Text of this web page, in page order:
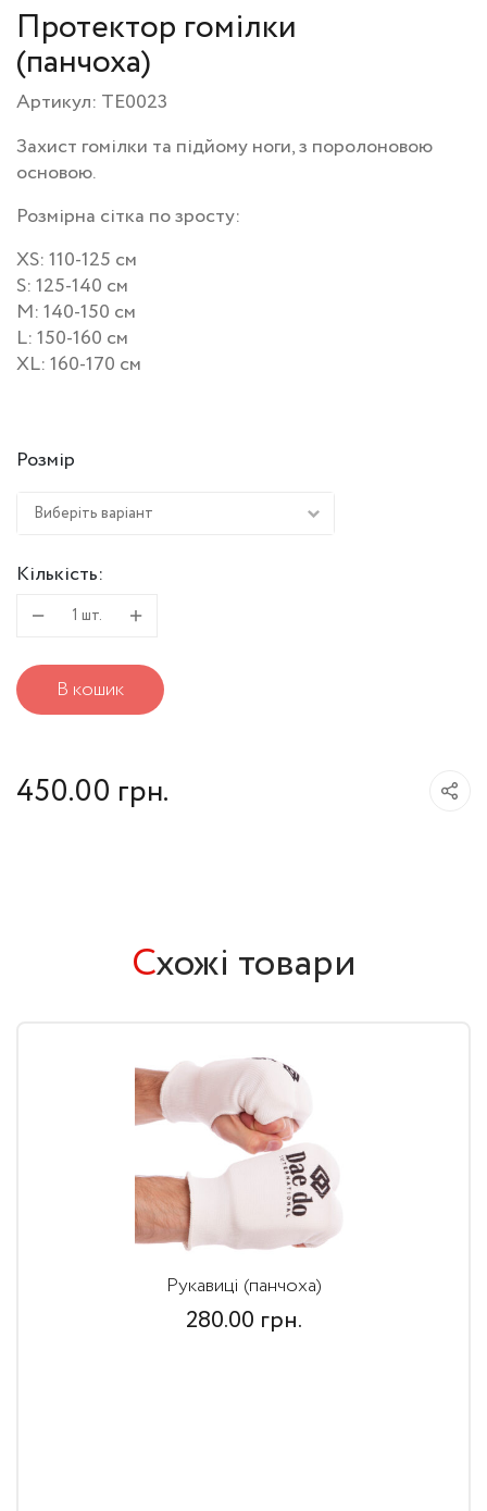
Протектор гомілки
(панчоха)
Артикул: TE0023
Захист гомілки та підйому ноги, з поролоновою
основою.
Розмірна сітка по зросту:
XS: 110-125 см
S: 125-140 см
M: 140-150 см
L: 150-160 см
XL: 160-170 см
Розмір
Виберіть варіант
Кількість:
1 шт.
Протектор
(панчоха)
В кошик
450.00 грн.
Схожі товари
Рукавиці (панчоха)
280.00 грн.